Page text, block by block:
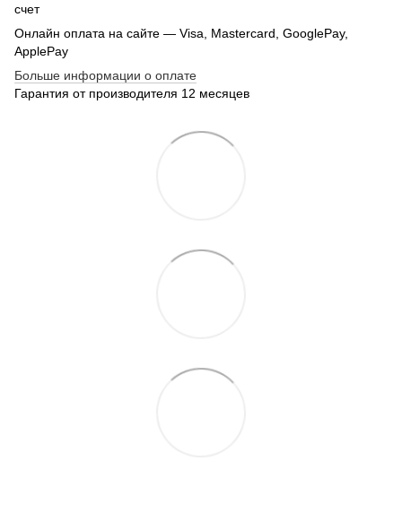
счет
Онлайн оплата на сайте — Visa, Mastercard, GooglePay,
ApplePay
Больше информации о оплате
Гарантия от производителя 12 месяцев